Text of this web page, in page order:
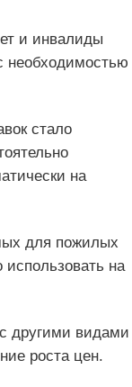
и инвалиды
необходимостью
стало
на
для пожилых
на
другими видами
роста цен.